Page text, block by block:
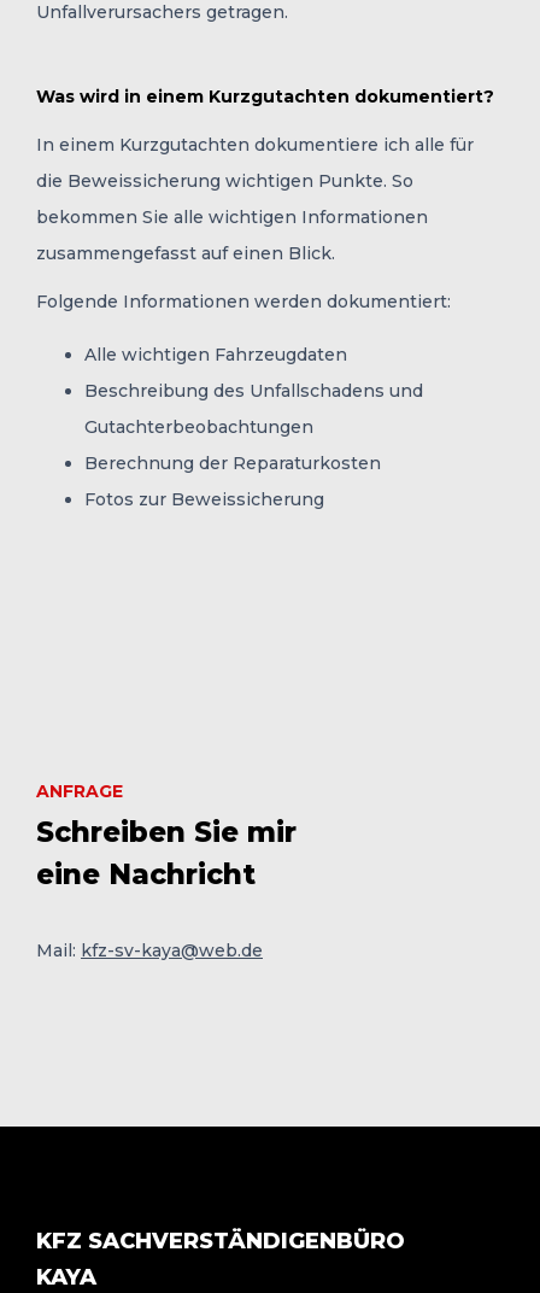
Unfallverursachers getragen.
Was wird in einem Kurzgutachten dokumentiert?
In einem Kurzgutachten dokumentiere ich alle für
die Beweissicherung wichtigen Punkte. So
bekommen Sie alle wichtigen Informationen
zusammengefasst auf einen Blick.
Folgende Informationen werden dokumentiert:
Alle wichtigen Fahrzeugdaten
Beschreibung des Unfallschadens und
Gutachterbeobachtungen
Berechnung der Reparaturkosten
Fotos zur Beweissicherung
Schreiben Sie mir
eine Nachricht
ANFRAGE
Mail: kfz-sv-kaya@web.de
KFZ SACHVERSTÄNDIGENBÜRO
KAYA